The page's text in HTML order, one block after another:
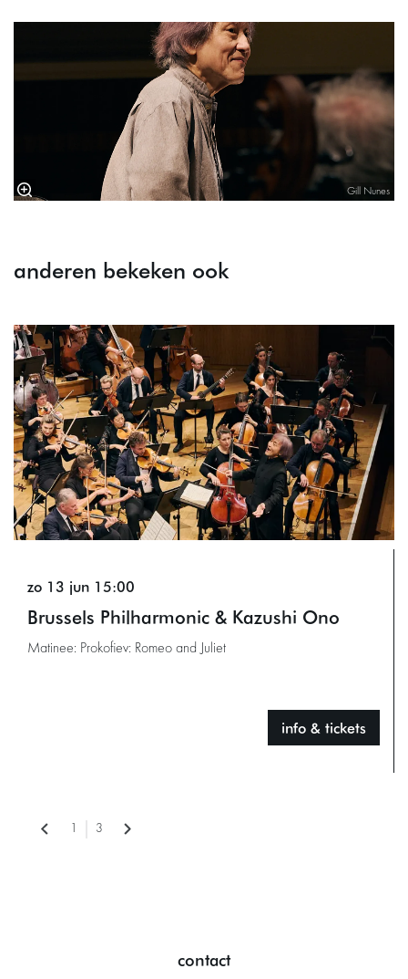
Gill Nunes
anderen bekeken ook
Brussels Philharmonic & Kazushi Ono
Matinee: Prokofiev: Romeo and Juliet
zo 13 jun 15:00
info & tickets
3
contact